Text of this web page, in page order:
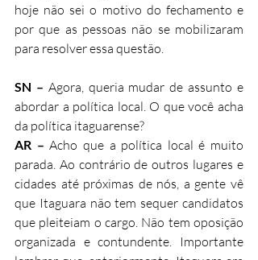
hoje não sei o motivo do fechamento e
por que as pessoas não se mobilizaram
para resolver essa questão.
SN – Agora, queria mudar de assunto e
abordar a política local. O que você acha
da política itaguarense?
AR – Acho que a política local é muito
parada. Ao contrário de outros lugares e
cidades até próximas de nós, a gente vê
que Itaguara não tem sequer candidatos
que pleiteiam o cargo. Não tem oposição
organizada e contundente. Importante